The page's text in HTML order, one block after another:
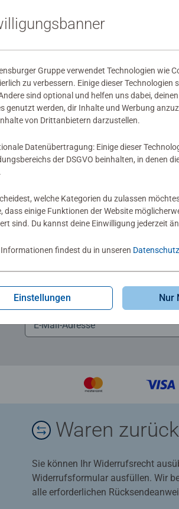
Bewertungen
0/0
eine Bewertung
... und 5 € Gutschein sichern!
Waren
Sie können Ihr Widerrufsrecht
Widerrufsformular ausfüllen. Wir
alle erforderlichen
Gruppe verwendet Technologien wie
zu verbessern. Einige dieser
sind optional und helfen uns dabei,
genutzt werden, dir Inhalte und Werbung
von Drittanbietern darzustellen.
Datenübertragung: Einige dieser
der DSGVO beinhalten, in denen
welche Kategorien du zulassen
dass einige Funktionen der Website
sind. Du kannst deine Einwilligung jederzeit
Informationen findest du in unseren
Einstellungen Nur